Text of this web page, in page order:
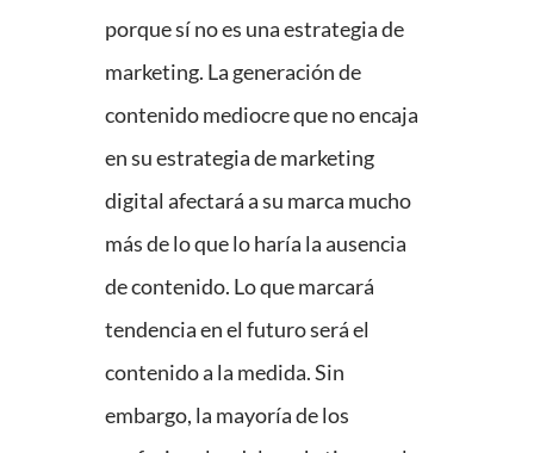
porque sí no es una estrategia de
marketing. La generación de
contenido mediocre que no encaja
en su estrategia de marketing
digital afectará a su marca mucho
más de lo que lo haría la ausencia
de contenido. Lo que marcará
tendencia en el futuro será el
contenido a la medida. Sin
embargo, la mayoría de los